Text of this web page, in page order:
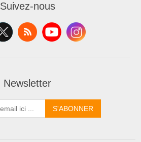
Suivez-nous
Newsletter
S'ABONNER